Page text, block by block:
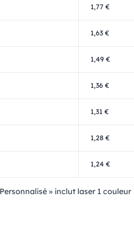
1,77 €
1,63 €
1,49 €
1,36 €
1,31 €
1,28 €
1,24 €
» inclut laser 1 couleur